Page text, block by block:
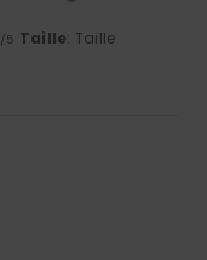
/5 Taille: Taille